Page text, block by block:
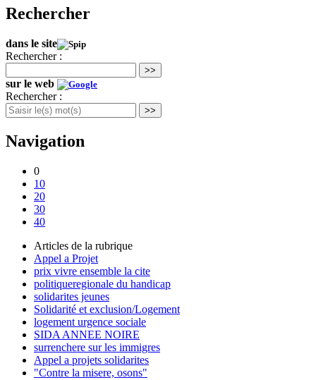
Rechercher
dans le site
Rechercher :
>>
sur le web
Rechercher :
>>
Navigation
0
10
20
30
40
Articles de la rubrique
Appel a Projet
prix vivre ensemble la cite
politiqueregionale du handicap
solidarites jeunes
Solidarité et exclusion/Logement
logement urgence sociale
SIDA ANNEE NOIRE
surrenchere sur les immigres
Appel a projets solidarites
"Contre la misere, osons"